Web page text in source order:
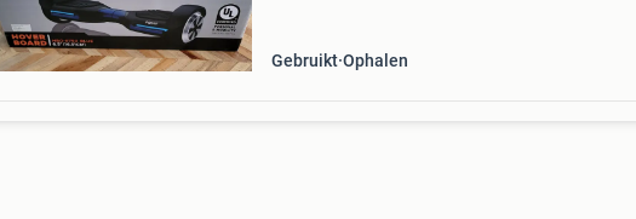
Gebruikt Ophalen